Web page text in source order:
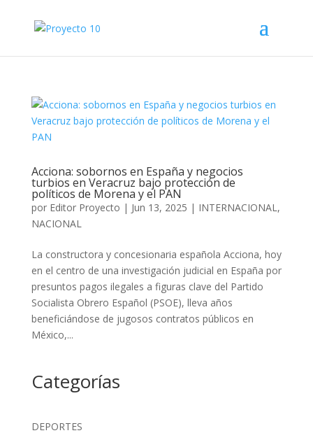
Acciona: sobornos en España y negocios
turbios en Veracruz bajo protección de
políticos de Morena y el PAN
por Editor Proyecto | Jun 13, 2025 | INTERNACIONAL,
NACIONAL
La constructora y concesionaria española Acciona, hoy
en el centro de una investigación judicial en España por
presuntos pagos ilegales a figuras clave del Partido
Socialista Obrero Español (PSOE), lleva años
beneficiándose de jugosos contratos públicos en
México,...
Categorías
DEPORTES